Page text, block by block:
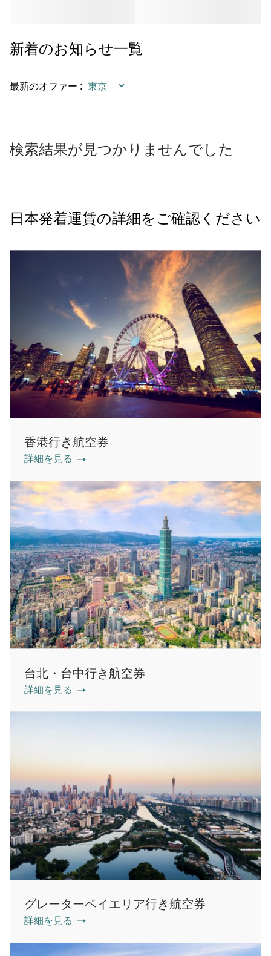
新着のお知らせ一覧
最新のオファー :
検索結果が見つかりませんでした
日本発着運賃の詳細をご確認ください
香港行き航空券
詳細を見る
台北・台中行き航空券
詳細を見る
グレーターベイエリア行き航空券
詳細を見る